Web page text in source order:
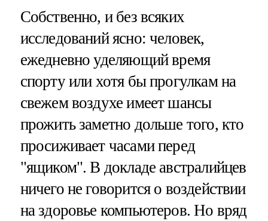
Собственно, и без всяких
исследований ясно: человек,
ежедневно уделяющий время
спорту или хотя бы прогулкам на
свежем воздухе имеет шансы
прожить заметно дольше того, кто
просиживает часами перед
"ящиком". В докладе австралийцев
ничего не говорится о воздействии
на здоровье компьютеров. Но вряд